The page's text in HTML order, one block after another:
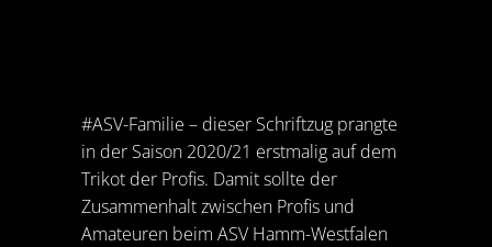
#ASV-Familie – dieser Schriftzug prangte
in der Saison 2020/21 erstmalig auf dem
Trikot der Profis. Damit sollte der
Zusammenhalt zwischen Profis und
Amateuren beim ASV Hamm-Westfalen